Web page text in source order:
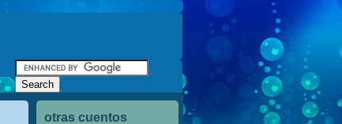
otras cuentos